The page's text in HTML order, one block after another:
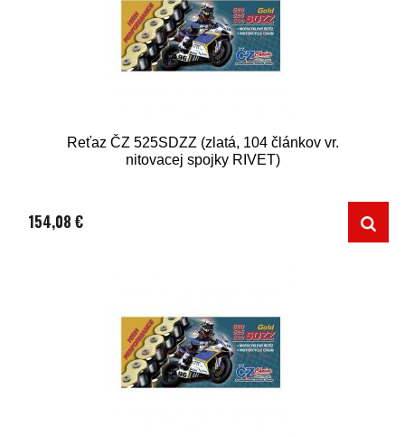
Reťaz ČZ 525SDZZ (zlatá, 104 článkov vr.
nitovacej spojky RIVET)
154,08 €